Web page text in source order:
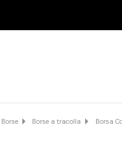
Borse Borse a tracolla Borsa